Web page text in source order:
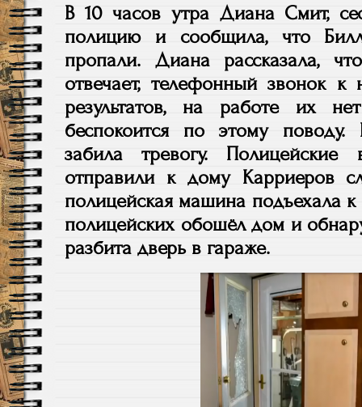
В 10 часов утра Диана Смит,
полицию и сообщила, что
пропали. Диана рассказала,
отвечает, телефонный звонок
результатов, на работе их
беспокоится по этому
забила тревогу.
отправили к дому Карриеров
полицейская машина подъехала
полицейских обошёл дом и
разбита дверь в гараже.